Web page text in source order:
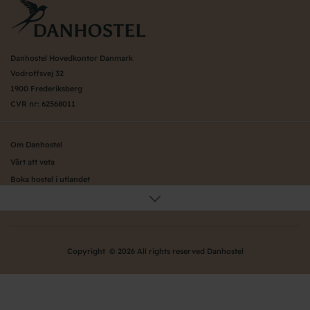
Danhostel Hovedkontor Danmark
Vodroffsvej 32
1900 Frederiksberg
CVR nr: 62568011
Om Danhostel
Värt att veta
Boka hostel i utlandet
Danhostels på BornholmCopyright © 2026 All rights reserved Danhostel